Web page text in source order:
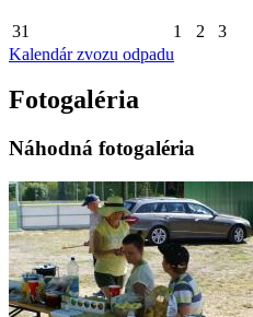
31 1 2 3
Kalendár zvozu odpadu
Fotogaléria
Náhodná fotogaléria